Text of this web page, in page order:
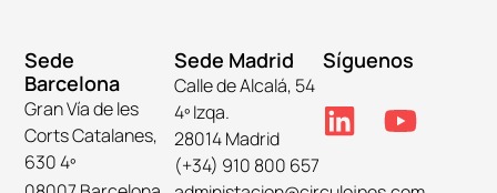
Sede
Barcelona
Gran Vía de les
Corts Catalanes,
630 4º
Sede Madrid
Calle de Alcalá, 54
4º Izqa.
28014 Madrid
(+34) 910 800 657
Síguenos